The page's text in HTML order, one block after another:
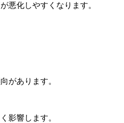
悪化しやすくなります。
があります。
影響します。